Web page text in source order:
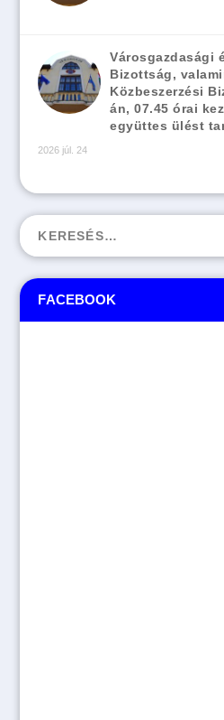
FACEBOOK
Városgazdasági
Bizottság,
Közbeszerzési
án, 07.45 órai
együttes ülést
2026 júl. 24